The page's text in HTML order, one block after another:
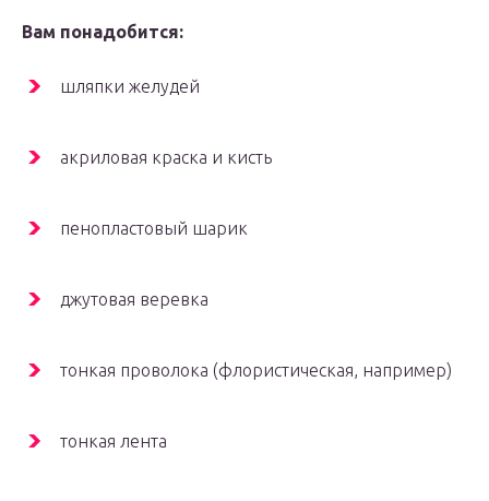
Вам понадобится:
шляпки желудей
акриловая краска и кисть
пенопластовый шарик
джутовая веревка
тонкая проволока (флористическая, например)
тонкая лента